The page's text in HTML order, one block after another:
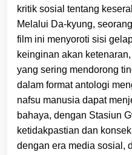
kritik sosial tentang
Melalui Da-kyung,
film ini menyoroti sisi
keinginan akan
yang sering mendorong
dalam format antologi
nafsu manusia dapat
bahaya, dengan Stasiun
ketidakpastian dan
dengan era media sosial,